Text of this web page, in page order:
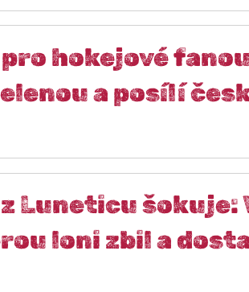
pro hokejové
a posílí
Luneticu šokuje:
loni zbil a